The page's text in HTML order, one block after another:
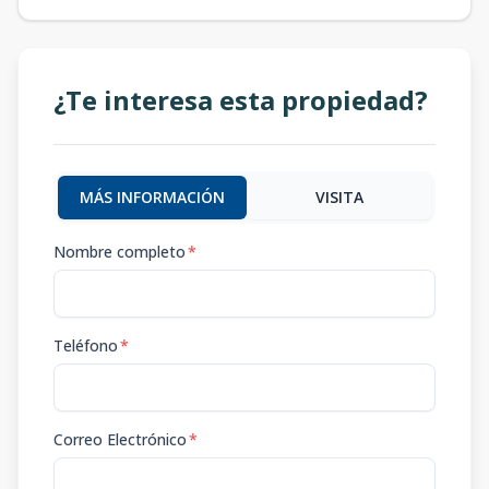
¿Te interesa esta propiedad?
MÁS INFORMACIÓN VISITA
Nombre completo*
Teléfono*
Correo Electrónico*